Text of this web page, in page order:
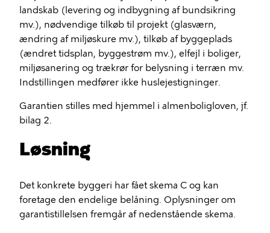
landskab (levering og indbygning af bundsikring
mv.), nødvendige tilkøb til projekt (glasværn,
ændring af miljøskure mv.), tilkøb af byggeplads
(ændret tidsplan, byggestrøm mv.), elfejl i boliger,
miljøsanering og trækrør for belysning i terræn mv.
Indstillingen medfører ikke huslejestigninger.
Garantien stilles med hjemmel i almenboligloven, jf.
bilag 2.
Løsning
Det konkrete byggeri har fået skema C og kan
foretage den endelige belåning. Oplysninger om
garantistillelsen fremgår af nedenstående skema.